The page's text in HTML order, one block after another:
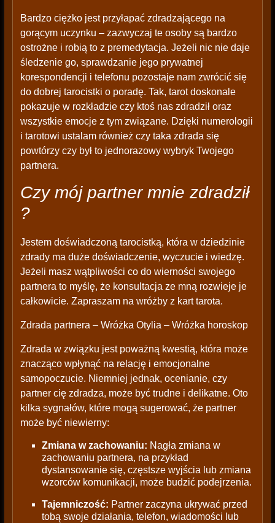
Bardzo ciężko jest przyłapać zdradzającego na
gorącym uczynku – zazwyczaj te osoby są bardzo
ostrożne i robią to z premedytacja. Jeżeli nic nie daje
śledzenie go, sprawdzanie jego prywatnej
korespondencji i telefonu pozostaje nam zwrócić się
do dobrej tarocistki o poradę. Tak, tarot doskonale
pokazuje w rozkładzie czy ktoś nas zdradził oraz
wszystkie emocje z tym związane. Dzięki numerologii
i tarotowi ustalam również czy taka zdrada się
powtórzy czy był to jednorazowy wybryk Twojego
partnera.
Czy mój partner mnie zdradził
?
Jestem doświadczoną tarocistką, która w dziedzinie
zdrady ma duże doświadczenie, wyczucie i wiedzę.
Jeżeli masz wątpliwości co do wierności swojego
partnera to myślę, że konsultacja ze mną rozwieje je
całkowicie. Zapraszam na wróżby z kart tarota.
Zdrada partnera – Wróżka Otylia – Wróżka horoskop
Zdrada w związku jest poważną kwestią, która może
znacząco wpłynąć na relację i emocjonalne
samopoczucie. Niemniej jednak, ocenianie, czy
partner cię zdradza, może być trudne i delikatne. Oto
kilka sygnałów, które mogą sugerować, że partner
może być niewierny:
Zmiana w zachowaniu: Nagła zmiana w
zachowaniu partnera, na przykład
dystansowanie się, częstsze wyjścia lub zmiana
wzorców komunikacji, może budzić podejrzenia.
Tajemniczość: Partner zaczyna ukrywać przed
tobą swoje działania, telefon, wiadomości lub